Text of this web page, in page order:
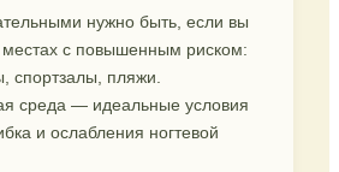
нужно быть, если вы
местах с повышенным риском:
спортзалы, пляжи.
среда — идеальные условия
и ослабления ногтевой